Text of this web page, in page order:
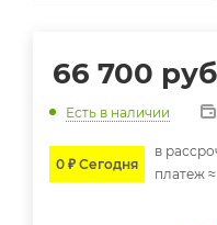
66 700
Есть в наличии
0 ₽ Сегодня
в
платеж ≈